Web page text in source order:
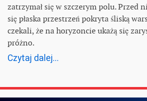
zatrzymał się w szczerym polu. Przed
się płaska przestrzeń pokryta śliską
czekali, że na horyzoncie ukażą się
próżno.
Czytaj dalej...